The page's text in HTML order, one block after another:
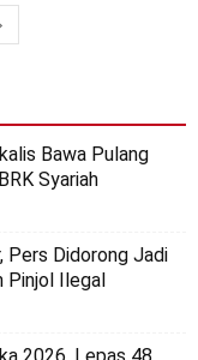
Bawa Pulang
Syariah
Pers Didorong Jadi
Pinjol Ilegal